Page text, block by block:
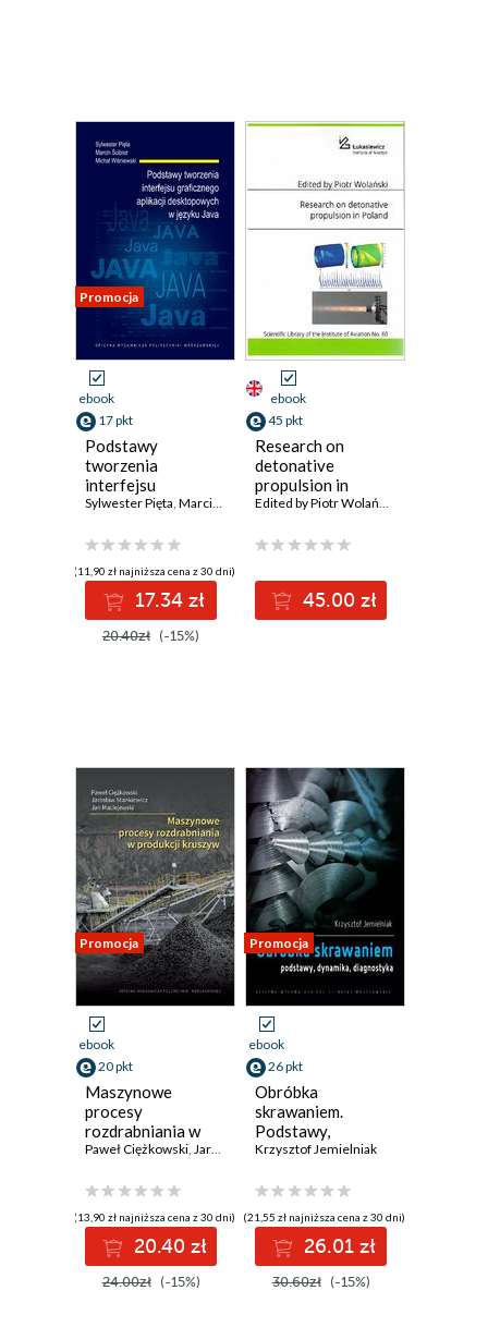
Promocja
ebook
17 pkt
Podstawy
tworzenia
interfejsu
graficznego
desktopowych w
języku Java
Sylwester Pięta, Marcin Ścibisz ,Michał Wiśniewski
(11,90 zł najniższa cena z 30 dni)
17.34 zł
20.40zł (-15%)
ebook
45 pkt
Research on
detonative
propulsion in
Poland
Edited by Piotr Wolański
45.00 zł
Promocja
ebook
20 pkt
Maszynowe
procesy
rozdrabniania w
produkcji kruszyw
Paweł Ciężkowski, Jarosław Stankiewicz ,Jan Maciejewski
(13,90 zł najniższa cena z 30 dni)
20.40 zł
24.00zł (-15%)
Promocja
ebook
26 pkt
Obróbka
skrawaniem.
Podstawy,
dynamika,
Krzysztof Jemielniak
(21,55 zł najniższa cena z 30 dni)
26.01 zł
30.60zł (-15%)